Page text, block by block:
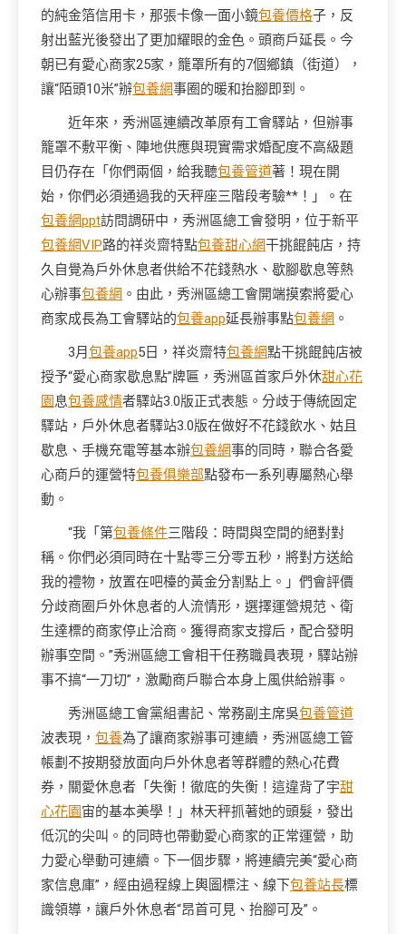
的純金箔信用卡，那張卡像一面小鏡包養價格子，反
射出藍光後發出了更加耀眼的金色。頭商戶延長。今
朝已有愛心商家25家，籠罩所有的7個鄉鎮（街道），
讓“陌頭10米”辦包養網事圈的暖和抬腳即到。
近年來，秀洲區連續改革原有工會驛站，但辦事
籠罩不敷平衡、陣地供應與現實需求婚配度不高級題
目仍存在「你們兩個，給我聽包養管道著！現在開
始，你們必須通過我的天秤座三階段考驗**！」。在
包養網ppt訪問調研中，秀洲區總工會發明，位于新平
包養網VIP路的祥炎齋特點包養甜心網干挑餛飩店，持
久自覺為戶外休息者供給不花錢熱水、歇腳歇息等熱
心辦事包養網 。由此，秀洲區總工會開端摸索將愛心
商家成長為工會驛站的包養app延長辦事點包養網 。
3月包養app5日，祥炎齋特包養網點干挑餛飩店被
授予“愛心商家歇息點”牌匾，秀洲區首家戶外休甜心花
園息包養感情者驛站3.0版正式表態。分歧于傳統固定
驛站，戶外休息者驛站3.0版在做好不花錢飲水、姑且
歇息、手機充電等基本辦包養網事的同時，聯合各愛
心商戶的運營特包養俱樂部點發布一系列專屬熱心舉
動。
“我「第包養條件三階段：時間與空間的絕對對
稱。你們必須同時在十點零三分零五秒，將對方送給
我的禮物，放置在吧檯的黃金分割點上。」們會評價
分歧商圈戶外休息者的人流情形，選擇運營規范、衛
生達標的商家停止洽商。獲得商家支撐后，配合發明
辦事空間。”秀洲區總工會相干任務職員表現，驛站辦
事不搞“一刀切”，激勵商戶聯合本身上風供給辦事。
秀洲區總工會黨組書記、常務副主席吳包養管道
波表現， 包養為了讓商家辦事可連續，秀洲區總工管
帳劃不按期發放面向戶外休息者等群體的熱心花費
券，關愛休息者「失衡！徹底的失衡！這違背了宇甜
心花園宙的基本美學！」林天秤抓著她的頭髮，發出
低沉的尖叫。的同時也帶動愛心商家的正常運營，助
力愛心舉動可連續。下一個步驟，將連續完美“愛心商
家信息庫”，經由過程線上輿圖標注、線下包養站長標
識領導，讓戶外休息者“昂首可見、抬腳可及”。